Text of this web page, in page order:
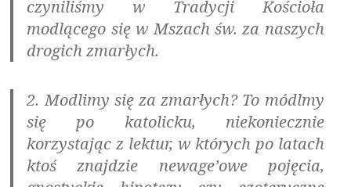
czyniliśmy w Tradycji Kościoła
modlącego się w Mszach św. za naszych
drogich zmarłych.
2. Modlimy się za zmarłych? To módlmy
się po katolicku, niekoniecznie
korzystając z lektur, w których po latach
ktoś znajdzie newage’owe pojęcia,